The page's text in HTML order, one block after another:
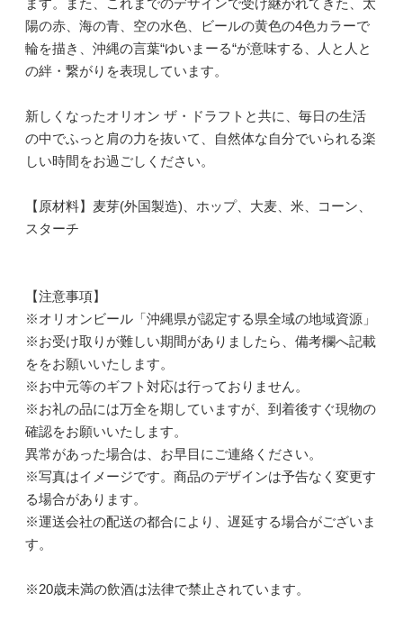
ます。また、これまでのデザインで受け継がれてきた、太
陽の赤、海の青、空の水色、ビールの黄色の4色カラーで
輪を描き、沖縄の言葉“ゆいまーる“が意味する、人と人と
の絆・繋がりを表現しています。
新しくなったオリオン ザ・ドラフトと共に、毎日の生活
の中でふっと肩の力を抜いて、自然体な自分でいられる楽
しい時間をお過ごしください。
【原材料】麦芽(外国製造)、ホップ、大麦、米、コーン、
スターチ
【注意事項】
※オリオンビール「沖縄県が認定する県全域の地域資源」
※お受け取りが難しい期間がありましたら、備考欄へ記載
ををお願いいたします。
※お中元等のギフト対応は行っておりません。
※お礼の品には万全を期していますが、到着後すぐ現物の
確認をお願いいたします。
異常があった場合は、お早目にご連絡ください。
※写真はイメージです。商品のデザインは予告なく変更す
る場合があります。
※運送会社の配送の都合により、遅延する場合がございま
す。
※20歳未満の飲酒は法律で禁止されています。